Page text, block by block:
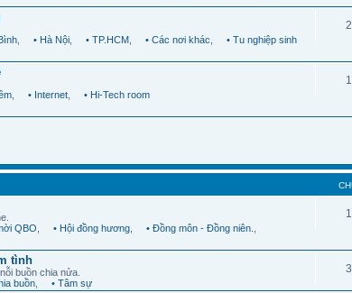
• Hà Nội • TP.HCM • Các nơi khác • Tu nghiệp sinh
• Internet • Hi-Tech room
QBO • Hội đồng hương • Đồng môn - Đồng niên.
tình
buồn chia nửa.
buồn • Tâm sự